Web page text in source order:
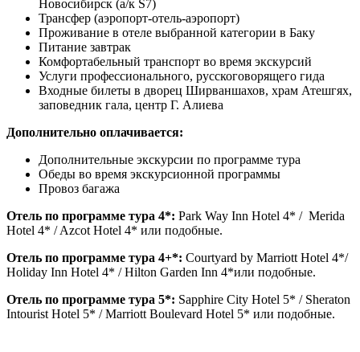
Новосибирск (а/к S7)
Трансфер (аэропорт-отель-аэропорт)
Проживание в отеле выбранной категории в Баку
Питание завтрак
Комфортабельный транспорт во время экскурсий
Услуги профессионального, русскоговорящего гида
Входные билеты в дворец Ширваншахов, храм Атешгях,
заповедник гала, центр Г. Алиева
Дополнительно оплачивается:
Дополнительные экскурсии по программе тура
Обеды во время экскурсионной программы
Провоз багажа
Отель по программе тура 4*: Park Way Inn Hotel 4* / Merida
Hotel 4* / Azcot Hotel 4* или подобные.
Отель по программе тура 4+*: Courtyard by Marriott Hotel 4*/
Holiday Inn Hotel 4* / Hilton Garden Inn 4*или подобные.
Отель по программе тура 5*: Sapphire City Hotel 5* / Sheraton
Intourist Hotel 5* / Marriott Boulevard Hotel 5* или подобные.